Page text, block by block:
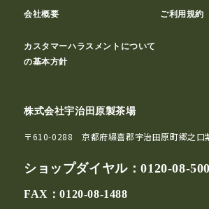
会社概要 ご利用規約
カスタマーハラスメントについて
の基本方針
株式会社宇治田原製茶場
〒610-0288 京都府綴喜郡宇治田原町郷之口
ショップダイヤル：0120-08-
FAX：0120-08-1488